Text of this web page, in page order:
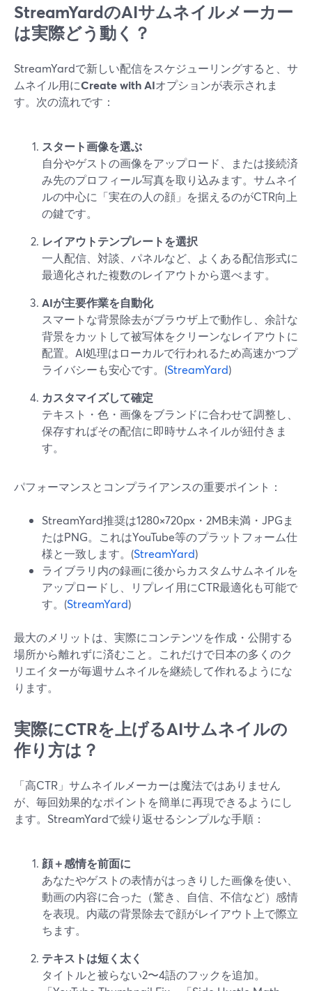
StreamYardのAIサムネイルメーカー
は実際どう動く？
StreamYardで新しい配信をスケジューリングすると、サ
ムネイル用にCreate with AIオプションが表示されま
す。次の流れです：
スタート画像を選ぶ
自分やゲストの画像をアップロード、または接続済
み先のプロフィール写真を取り込みます。サムネイ
ルの中心に「実在の人の顔」を据えるのがCTR向上
の鍵です。
レイアウトテンプレートを選択
一人配信、対談、パネルなど、よくある配信形式に
最適化された複数のレイアウトから選べます。
AIが主要作業を自動化
スマートな背景除去がブラウザ上で動作し、余計な
背景をカットして被写体をクリーンなレイアウトに
配置。AI処理はローカルで行われるため高速かつプ
ライバシーも安心です。(StreamYard)
カスタマイズして確定
テキスト・色・画像をブランドに合わせて調整し、
保存すればその配信に即時サムネイルが紐付きま
す。
パフォーマンスとコンプライアンスの重要ポイント：
StreamYard推奨は1280×720px・2MB未満・JPGま
たはPNG。これはYouTube等のプラットフォーム仕
様と一致します。(StreamYard)
ライブラリ内の録画に後からカスタムサムネイルを
アップロードし、リプレイ用にCTR最適化も可能で
す。(StreamYard)
最大のメリットは、実際にコンテンツを作成・公開する
場所から離れずに済むこと。これだけで日本の多くのク
リエイターが毎週サムネイルを継続して作れるようにな
ります。
実際にCTRを上げるAIサムネイルの
作り方は？
「高CTR」サムネイルメーカーは魔法ではありません
が、毎回効果的なポイントを簡単に再現できるようにし
ます。StreamYardで繰り返せるシンプルな手順：
顔＋感情を前面に
あなたやゲストの表情がはっきりした画像を使い、
動画の内容に合った（驚き、自信、不信など）感情
を表現。内蔵の背景除去で顔がレイアウト上で際立
ちます。
テキストは短く太く
タイトルと被らない2〜4語のフックを追加。